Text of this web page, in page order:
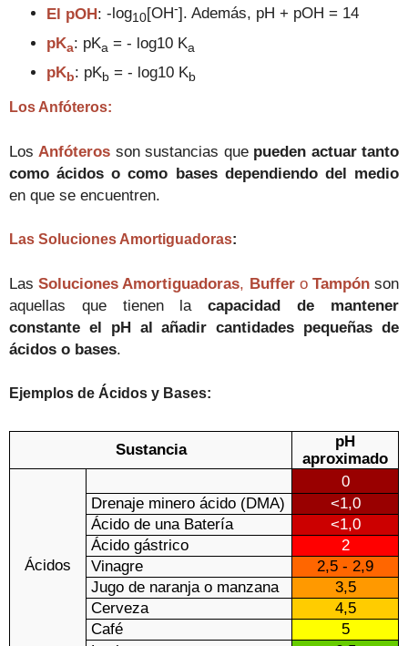
El pOH:-log10[OH-]. Además, pH + pOH = 14
pKa: pKa = - log10 Ka
pKb: pKb = - log10 Kb
Los Anfóteros:
Los Anfóteros son sustancias que pueden actuar tanto
como ácidoso como bases dependiendo del medio
en que se encuentren.
Las Soluciones Amortiguadoras:
LasSoluciones Amortiguadoras, Buffer o Tampón son
aquellas que tienen lacapacidad de mantener
constante el pH al añadir cantidades pequeñas de
ácidos o bases.
Ejemplos de Ácidos y Bases:
Sustancia
pH
aproximado
Ácidos
0
Drenaje minero ácido (DMA)
<1,0
Ácido de una Batería
<1,0
Ácido gástrico
2
Vinagre
2,5 - 2,9
Jugo de naranja o manzana
3,5
Cerveza
4,5
Café
5